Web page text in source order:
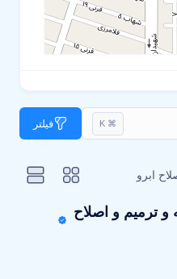
⌘ K فیلتر
ابرو
و ترمیم و اصلاح